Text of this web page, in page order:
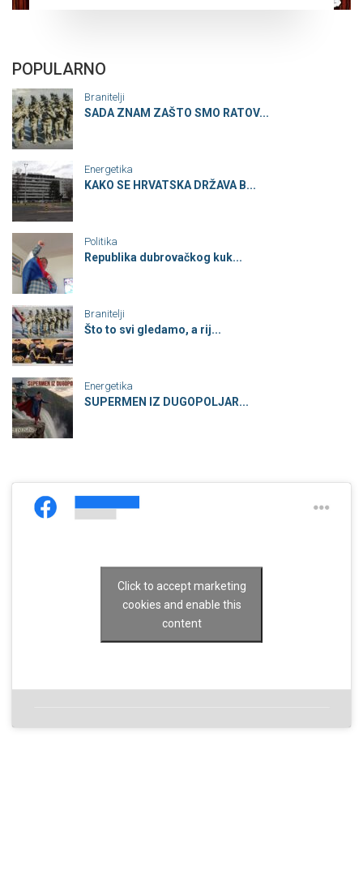
POPULARNO
Branitelji
SADA ZNAM ZAŠTO SMO RATOV...
Energetika
KAKO SE HRVATSKA DRŽAVA B...
Politika
Republika dubrovačkog kuk...
Branitelji
Što to svi gledamo, a rij...
Energetika
SUPERMEN IZ DUGOPOLJAR...
Click to accept marketing
cookies and enable this
content